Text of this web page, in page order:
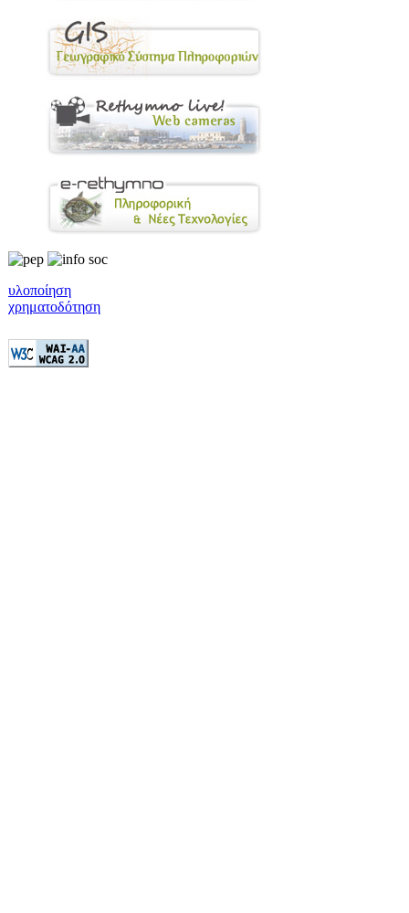
υλοποίηση
χρηματοδότηση